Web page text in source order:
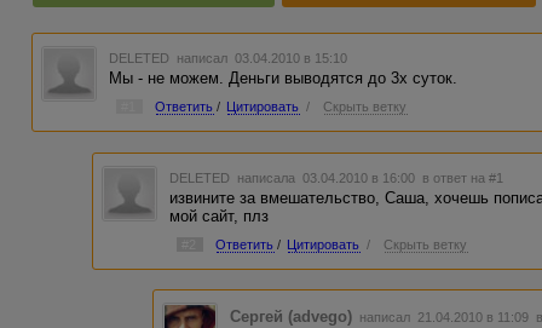
DELETED написал 03.04.2010 в 15:10
Мы - не можем. Деньги выводятся до 3х суток.
Ответить / Цитировать / Скрыть ветку
DELETED написала 03.04.2010 в 16:00 в ответ на #1
извините за вмешательство, Саша, хочешь
мой сайт, плз
Ответить / Цитировать / Скрыть ветку
Сергей (advego) написал 21.04.2010 в 11:09